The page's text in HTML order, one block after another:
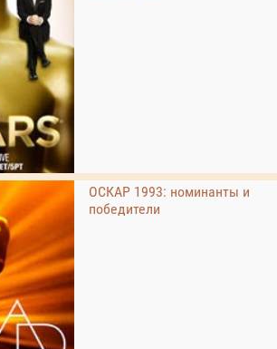
ОСКАР 1993: номинанты и
победители